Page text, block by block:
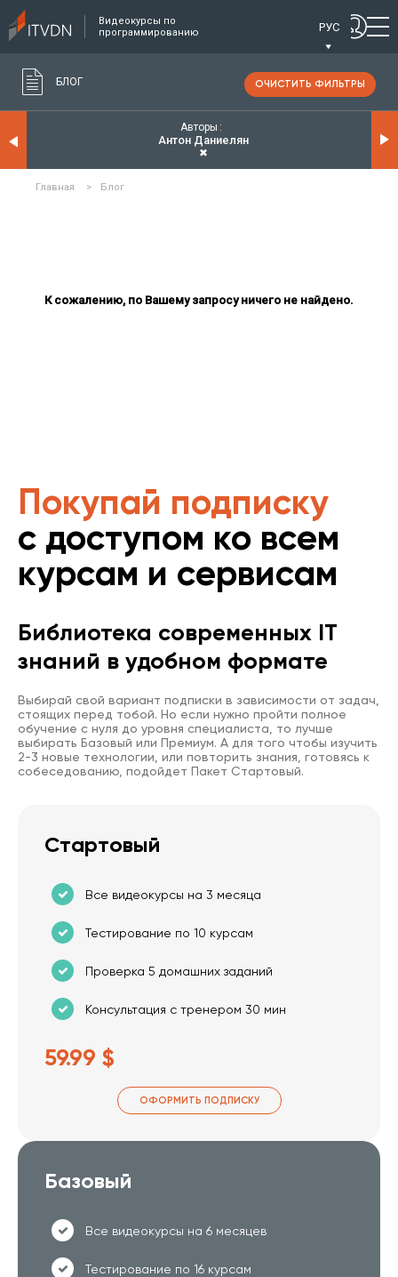
Видеокурсы по
программированию
РУС
БЛОГ ОЧИСТИТЬ ФИЛЬТРЫ
Авторы
Антон Даниелян
✖
Главная > Блог
К сожалению, по Вашему запросу ничего не найдено.
Покупай подписку
с доступом ко всем
курсам и сервисам
Библиотека современных IT
знаний в удобном формате
Выбирай свой вариант подписки в зависимости от задач,
стоящих перед тобой. Но если нужно пройти полное
обучение с нуля до уровня специалиста, то лучше
выбирать Базовый или Премиум. А для того чтобы изучить
2-3 новые технологии, или повторить знания, готовясь к
собеседованию, подойдет Пакет Стартовый.
Стартовый
Все видеокурсы на 3 месяца
Тестирование по 10 курсам
Проверка 5 домашних заданий
Консультация с тренером 30 мин
59.99 $
ОФОРМИТЬ ПОДПИСКУ
Базовый
Все видеокурсы на 6 месяцев
Тестирование по 16 курсам